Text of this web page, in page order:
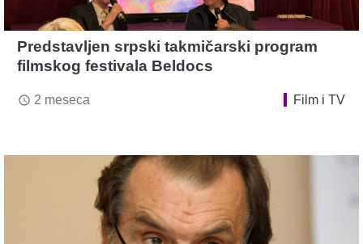
Predstavljen srpski takmičarski program
filmskog festivala Beldocs
access_time 2 meseca Film i TV